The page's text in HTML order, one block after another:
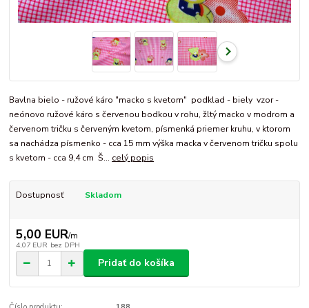
Bavlna bielo - ružové káro "macko s kvetom" podklad - biely vzor -
neónovo ružové káro s červenou bodkou v rohu, žltý macko v modrom a
červenom tričku s červeným kvetom, písmenká priemer kruhu, v ktorom
sa nachádza písmenko - cca 15 mm výška macka v červenom tričku spolu
s kvetom - cca 9,4 cm Š... celý popis
Dostupnosť Skladom
5,00 EUR/m
4,07 EUR bez DPH
Pridať do košíka